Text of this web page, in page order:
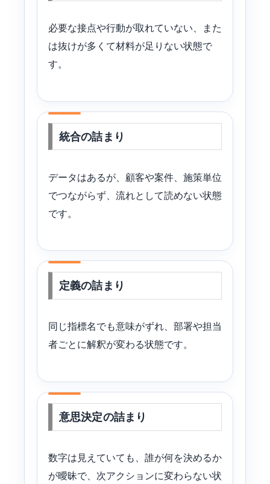
必要な接点や行動が取れていない、また
は抜けが多くて材料が足りない状態で
す。
統合の詰まり
データはあるが、顧客や案件、施策単位
でつながらず、流れとして読めない状態
です。
定義の詰まり
同じ指標名でも意味がずれ、部署や担当
者ごとに解釈が変わる状態です。
意思決定の詰まり
数字は見えていても、誰が何を決めるか
が曖昧で、次アクションに変わらない状